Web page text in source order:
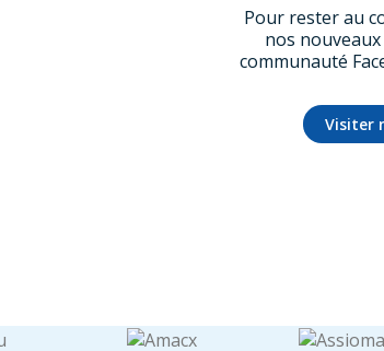
Pour rester au
nos
communauté
Visiter